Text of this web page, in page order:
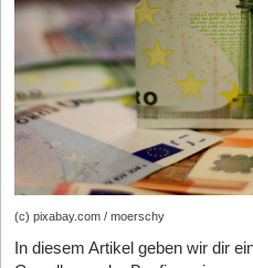
(c) pixabay.com / moerschy
In diesem Artikel geben wir dir